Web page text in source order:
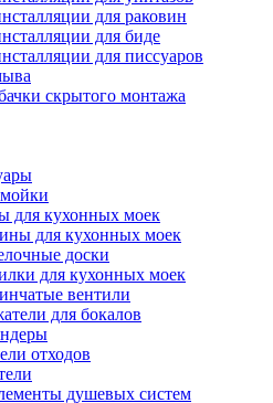
для раковин
для биде
для писсуаров
скрытого монтажа
для кухонных моек
для кухонных моек
доски
для кухонных моек
вентили
для бокалов
отходов
душевых систем